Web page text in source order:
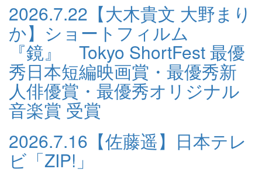
2026.7.22 【大木貴文 大野まり
か】ショートフィルム
『鏡』 Tokyo ShortFest 最優
秀日本短編映画賞・最優秀新
人俳優賞・最優秀オリジナル
音楽賞 受賞
2026.7.16 【佐藤遥】日本テレ
ビ「ZIP!」